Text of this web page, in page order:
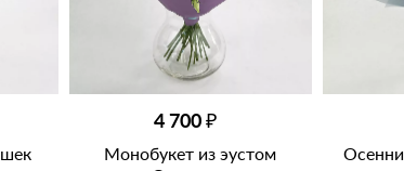
4 700 ₽
Монобукет из эустом